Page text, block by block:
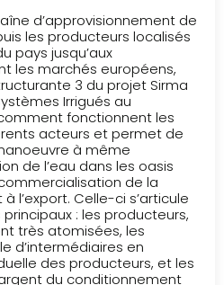
d’approvisionnement de
les producteurs localisés
pays jusqu’aux
les marchés européens,
3 du projet Sirma
Irrigués au
fonctionnent les
acteurs et permet de
à même
de l’eau dans les oasis
de la
l’export. Celle-ci s’articule
: les producteurs,
très atomisées, les
d’intermédiaires en
des producteurs, et les
du conditionnement